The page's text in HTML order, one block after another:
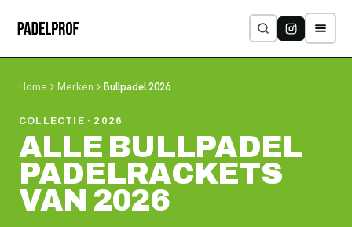
Home Merken Bullpadel2026
COLLECTIE · 2026
ALLE BULLPADEL
PADELRACKETS
VAN 2026